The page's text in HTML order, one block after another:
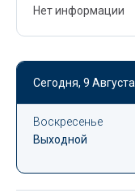
Нет информации
Сегодня, 9 Августа
Воскресенье
Выходной